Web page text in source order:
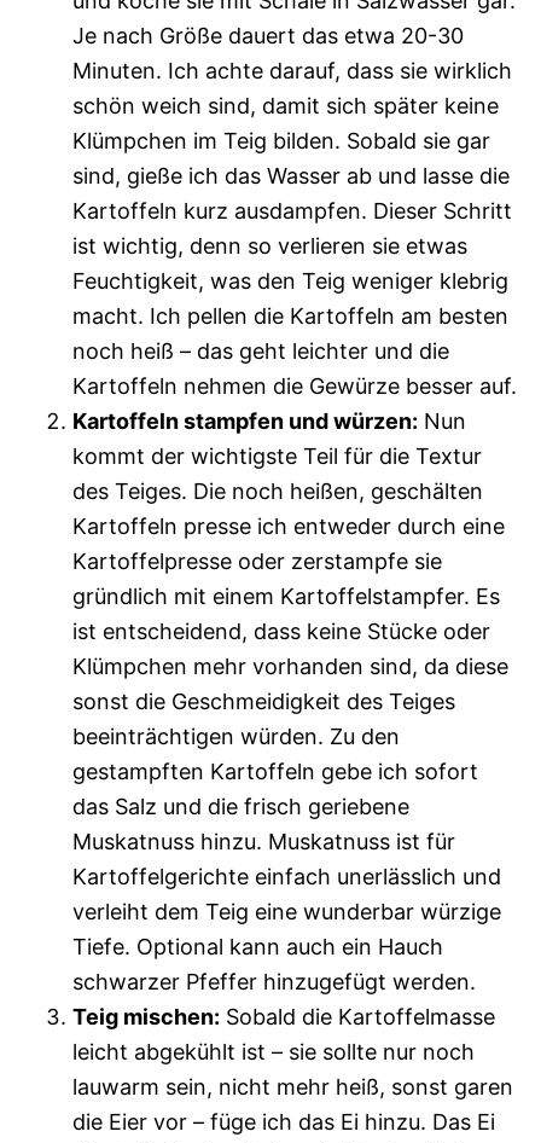
Je nach Größe dauert das etwa 20-30
Minuten. Ich achte darauf, dass sie wirklich
schön weich sind, damit sich später keine
Klümpchen im Teig bilden. Sobald sie gar
sind, gieße ich das Wasser ab und lasse die
Kartoffeln kurz ausdampfen. Dieser Schritt
ist wichtig, denn so verlieren sie etwas
Feuchtigkeit, was den Teig weniger klebrig
macht. Ich pellen die Kartoffeln am besten
noch heiß – das geht leichter und die
Kartoffeln nehmen die Gewürze besser auf.
Kartoffeln stampfen und würzen: Nun
kommt der wichtigste Teil für die Textur
des Teiges. Die noch heißen, geschälten
Kartoffeln presse ich entweder durch eine
Kartoffelpresse oder zerstampfe sie
gründlich mit einem Kartoffelstampfer. Es
ist entscheidend, dass keine Stücke oder
Klümpchen mehr vorhanden sind, da diese
sonst die Geschmeidigkeit des Teiges
beeinträchtigen würden. Zu den
gestampften Kartoffeln gebe ich sofort
das Salz und die frisch geriebene
Muskatnuss hinzu. Muskatnuss ist für
Kartoffelgerichte einfach unerlässlich und
verleiht dem Teig eine wunderbar würzige
Tiefe. Optional kann auch ein Hauch
schwarzer Pfeffer hinzugefügt werden.
Teig mischen: Sobald die Kartoffelmasse
leicht abgekühlt ist – sie sollte nur noch
lauwarm sein, nicht mehr heiß, sonst garen
die Eier vor – füge ich das Ei hinzu. Das Ei